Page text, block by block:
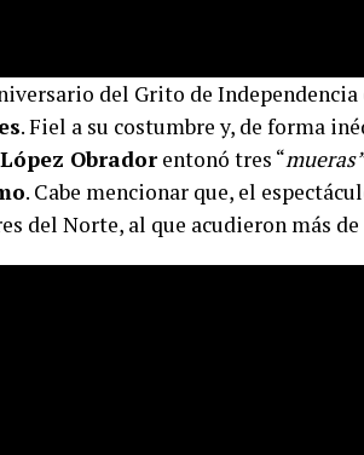
del Grito de Independencia
. Fiel a su costumbre y, de forma
López Obradorentonó tres “mueras”
. Cabe mencionar que, el
del Norte, al que acudieron más de